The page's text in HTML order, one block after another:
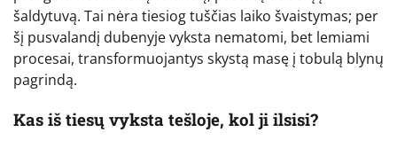
šaldytuvą. Tai nėra tiesiog tuščias laiko švaistymas; per
šį pusvalandį dubenyje vyksta nematomi, bet lemiami
procesai, transformuojantys skystą masę į tobulą blynų
pagrindą.
Kas iš tiesų vyksta tešloje, kol ji ilsisi?